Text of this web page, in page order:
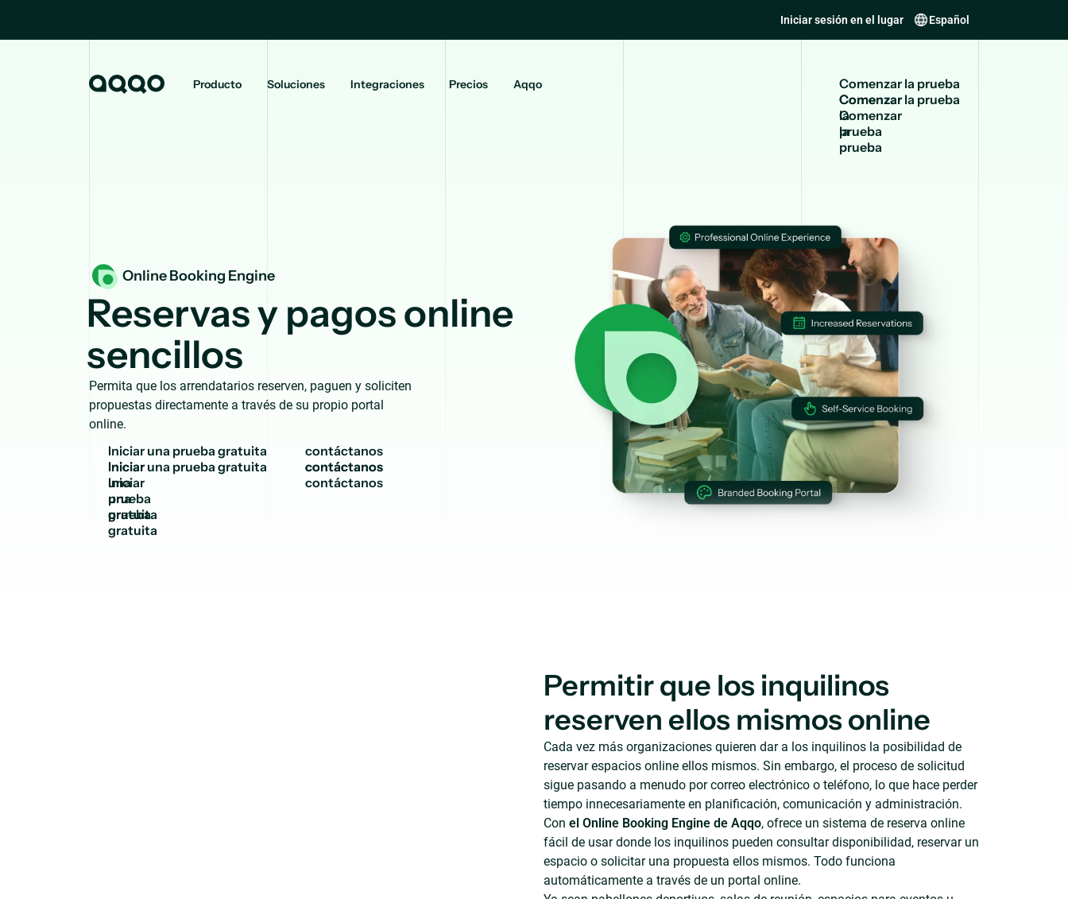
Iniciar sesión en el lugar Español
Producto Soluciones Integraciones Precios Aqqo Comenzarla prueba
Comenzar
la
prueba
Online Booking Engine
Reservas y pagos online
sencillos
Permita que los arrendatarios reserven, paguen y soliciten
propuestas directamente a través de su propio portal
online.
Iniciaruna pruebagratuita
Iniciar
una
prueba
gratuita
contáctanos
contáctanos
Permitir que los inquilinos
reserven ellos mismos online
Cada vez más organizaciones quieren dar a los inquilinos la posibilidad de
reservar espacios online ellos mismos. Sin embargo, el proceso de solicitud
sigue pasando a menudo por correo electrónico o teléfono, lo que hace perder
tiempo innecesariamente en planificación, comunicación y administración.
Con el Online Booking Engine de Aqqo, ofrece un sistema de reserva online
fácil de usar donde los inquilinos pueden consultar disponibilidad, reservar un
espacio o solicitar una propuesta ellos mismos. Todo funciona
automáticamente a través de un portal online.